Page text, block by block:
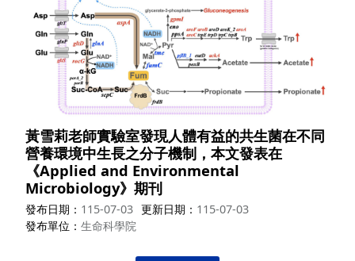
黃雪莉老師實驗室發現人體有益的共生菌在不同
營養環境中生長之分子機制，本文發表在
《Applied and Environmental
Microbiology》期刊
發布日期 115-07-03 更新日期
115-07-03
發布單位
生命科學院